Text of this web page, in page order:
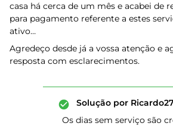
casa há cerca de um mês e acabei de
para pagamento referente a estes
ativo…
Agredeço desde já a vossa atenção e
resposta com esclarecimentos.
Solução por Ricardo27
Os dias sem serviço são